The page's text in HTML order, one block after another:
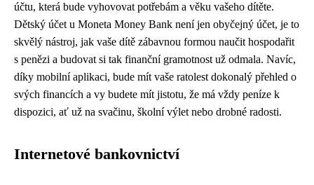
účtu, která bude vyhovovat potřebám a věku vašeho dítěte.
Dětský účet u Moneta Money Bank není jen obyčejný účet, je to
skvělý nástroj, jak vaše dítě zábavnou formou naučit hospodařit
s penězi a budovat si tak finanční gramotnost už odmala. Navíc,
díky mobilní aplikaci, bude mít vaše ratolest dokonalý přehled o
svých financích a vy budete mít jistotu, že má vždy peníze k
dispozici, ať už na svačinu, školní výlet nebo drobné radosti.
Internetové bankovnictví